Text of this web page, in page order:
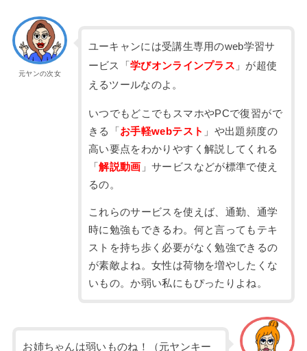
元ヤンの次女
ユーキャンには受講生専用のweb学習サ
ービス「学びオンラインプラス 」が超使
えるツールなのよ。
いつでもどこでもスマホやPCで復習がで
きる「 お手軽webテスト 」や出題頻度の
高い要点をわかりやすく解説してくれる
「解説動画 」サービスなどが標準で使え
るの。
これらのサービスを使えば、通勤、通学
時に勉強もできるわ。何と言ってもテキ
ストを持ち歩く必要がなく勉強できるの
が素敵よね。女性は荷物を増やしたくな
いもの。か弱い私にもぴったりよね。
お姉ちゃんは弱いものね！（元ヤンキー